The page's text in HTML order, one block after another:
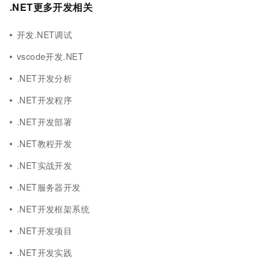
.NET更多开发相关
开发.NET调试
vscode开发.NET
.NET开发分析
.NET开发程序
.NET开发部署
.NET教程开发
.NET实战开发
.NET服务器开发
.NET开发框架系统
.NET开发项目
.NET开发实践